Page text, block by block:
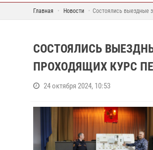
Главная Новости Состоялись выездные
СОСТОЯЛИСЬ
ПРОХОДЯЩИХ КУРС
24 октября 2024, 10:53